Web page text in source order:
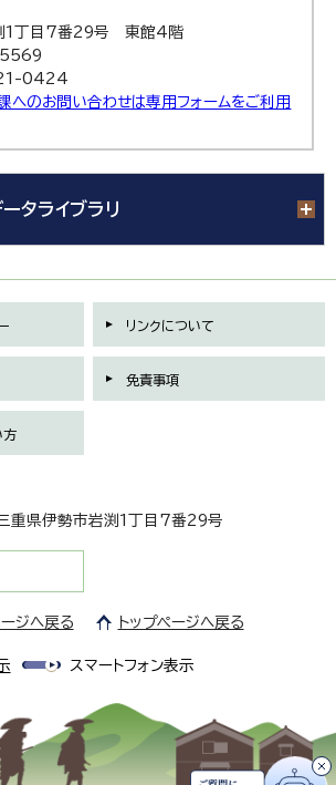
1丁目7番29号 東館4階
21-0424
へのお問い合わせは専用フォームをご利用
タライブラリ
リンクについて
免責事項
方
県伊勢市岩渕1丁目7番29号
ジへ戻る トップページへ戻る
スマートフォン表示